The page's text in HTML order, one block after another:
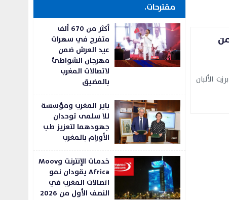
الألبان
مقترحات.
أكثر من 670 ألف
متفرج في سهرات
عيد العرش ضمن
مهرجان الشواطئ
لاتصالات المغرب
بالمضيق
باير المغرب ومؤسسة
للا سلمى توحدان
جهودهما لتعزيز طب
الأورام بالمغرب
خدمات الإنترنت وMoov
Africa يقودان نمو
اتصالات المغرب في
النصف الأول من 2026